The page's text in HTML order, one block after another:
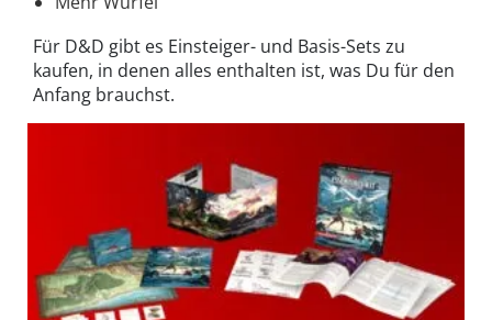
Für D&D gibt es Einsteiger- und Basis-Sets zu
kaufen, in denen alles enthalten ist, was Du für den
Anfang brauchst.